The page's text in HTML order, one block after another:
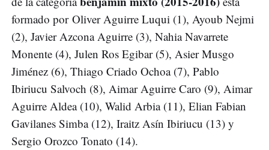
formado por Oliver Aguirre Luqui (1), Ayoub Nejmi
(2), Javier Azcona Aguirre (3), Nahia Navarrete
Monente (4), Julen Ros Egibar (5), Asier Musgo
Jiménez (6), Thiago Criado Ochoa (7), Pablo
Ibiriucu Salvoch (8), Aimar Aguirre Caro (9), Aimar
Aguirre Aldea (10), Walid Arbia (11), Elian Fabian
Gavilanes Simba (12), Iraitz Asín Ibiriucu (13) y
Sergio Orozco Tonato (14).